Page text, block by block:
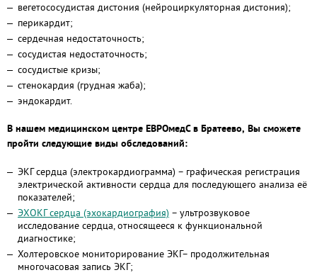
вегетососудистая дистония (нейроциркуляторная дистония);
перикардит;
сердечная недостаточность;
сосудистая недостаточность;
сосудистые кризы;
стенокардия (грудная жаба);
эндокардит.
В нашем медицинском центре ЕВРОмедС в Братеево, Вы сможете
пройти следующие виды обследований:
ЭКГ сердца (электрокардиограмма) – графическая регистрация
электрической активности сердца для последующего анализа её
показателей;
ЭХОКГ сердца (эхокардиография) – ультрозвуковое
исследование сердца, относящееся к функциональной
диагностике;
Холтеровское мониторирование ЭКГ– продолжительная
многочасовая запись ЭКГ;